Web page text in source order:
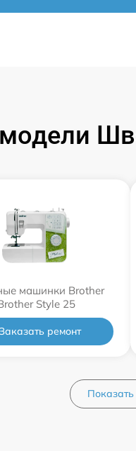
машинки Brother
Style 25
ремонт